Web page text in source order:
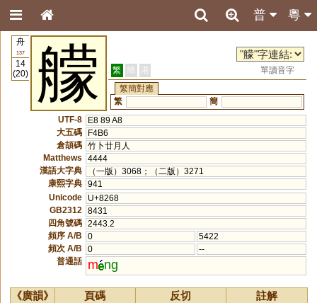
粵
普
舟
137
14
(20)
艨 繁 簡 港
單讀音字
繁簡對應
繁
簡
UTF-8
E8 89 A8
大五碼
F4B6
倉頡碼 竹卜廿月人
Matthews
4444
漢語大字典
（一版）3068；（二版）3271
康熙字典 941
Unicode
U+8268
GB2312
8431
四角號碼 2443.2
頻序 A/B
0
5422
頻次 A/B
0
--
普通話
m ng
《廣韻》 頁碼 反切
註解